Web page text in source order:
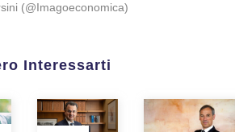
(@Imagoeconomica)
Interessarti